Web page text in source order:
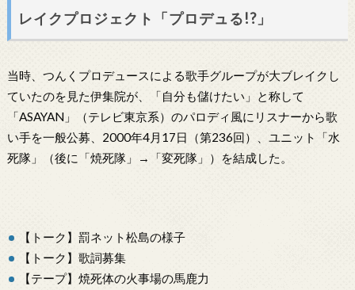
レイクプロジェクト「プロデュる!?」
当時、つんくプロデュースによる歌手グループが大ブレイクし
ていたのを見た伊集院が、「自分も儲けたい」と称して
「ASAYAN」（テレビ東京系）のパロディ風にリスナーから歌
い手を一般公募、2000年4月17日（第236回）、ユニット「水
死隊」（後に「焼死隊」→「変死隊」）を結成した。
【トーク】罰ネット松島の様子
【トーク】歌詞募集
【テープ】焼死体の火事場の馬鹿力